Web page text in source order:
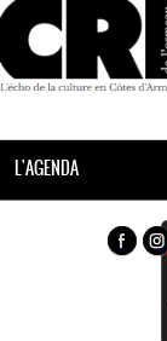
L'AGENDA